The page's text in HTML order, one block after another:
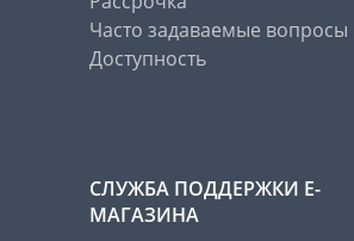
Часто задаваемые вопросы
Доступность
СЛУЖБА ПОДДЕРЖКИ Е-
МАГАЗИНА